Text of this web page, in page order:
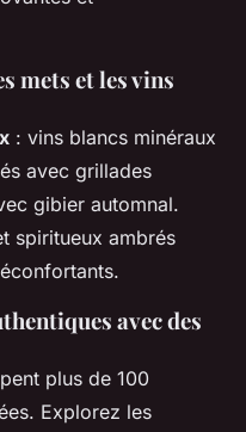
mets et les vins
: vins blancs minéraux
avec grillades
gibier automnal.
spiritueux ambrés
avec des
plus de 100
Explorez les